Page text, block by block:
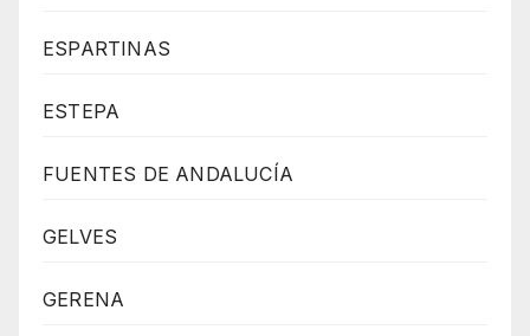
ESPARTINAS
ESTEPA
FUENTES DE ANDALUCÍA
GELVES
GERENA